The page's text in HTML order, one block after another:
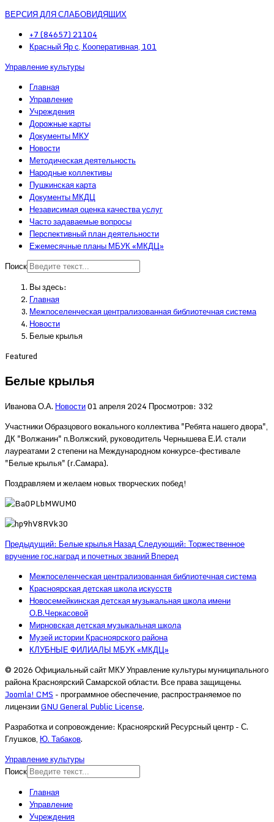
ВЕРСИЯ ДЛЯ СЛАБОВИДЯЩИХ
+7 (84657) 21104
Красный Яр с, Кооперативная, 101
Управление культуры
Главная
Управление
Учреждения
Дорожные карты
Документы МКУ
Новости
Методическая деятельность
Народные коллективы
Пушкинская карта
Документы МКДЦ
Независимая оценка качества услуг
Часто задаваемые вопросы
Перспективный план деятельности
Ежемесячные планы МБУК «МКДЦ»
Поиск
Вы здесь:
Главная
Межпоселенческая централизованная библиотечная система
Новости
Белые крылья
Featured
Белые крылья
Иванова О.А. Новости01 апреля 2024 Просмотров: 332
Участники Образцового вокального коллектива "Ребята нашего двора",
ДК "Волжанин" п.Волжский, руководитель Чернышева Е.И. стали
лауреатами 2 степени на Международном конкурсе-фестивале
"Белые крылья" (г.Самара).
Поздравляем и желаем новых творческих побед!
Предыдущий: Белые крыльяНазадСледующий: Торжественное
вручение гос.наград и почетных званийВперед
Межпоселенческая централизованная библиотечная система
Красноярская детская школа искусств
Новосемейкинская детская музыкальная школа имени
О.В.Черкасовой
Мирновская детская музыкальная школа
Музей истории Красноярского района
КЛУБНЫЕ ФИЛИАЛЫ МБУК «МКДЦ»
© 2026 Официальный сайт МКУ Управление культуры муниципального
района Красноярский Самарской области. Все права защищены.
Joomla! CMS - программное обеспечение, распространяемое по
лицензииGNU General Public License.
Разработка и сопровождение: Красноярский Ресурсный центр - С.
Глушков, Ю. Табаков.
Управление культуры
Поиск
Главная
Управление
Учреждения